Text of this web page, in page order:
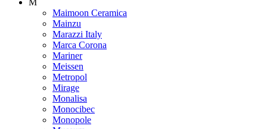
Maimoon Ceramica
Mainzu
Marazzi Italy
Marca Corona
Mariner
Meissen
Metropol
Mirage
Monalisa
Monocibec
Monopole